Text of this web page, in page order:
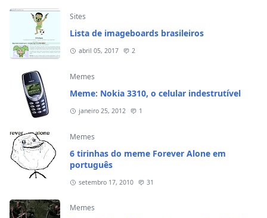
Sites
Lista de imageboards brasileiros
abril 05, 2017 2
Memes
Meme: Nokia 3310, o celular indestrutível
janeiro 25, 2012 1
Memes
6 tirinhas do meme Forever Alone em
português
setembro 17, 2010 31
Memes